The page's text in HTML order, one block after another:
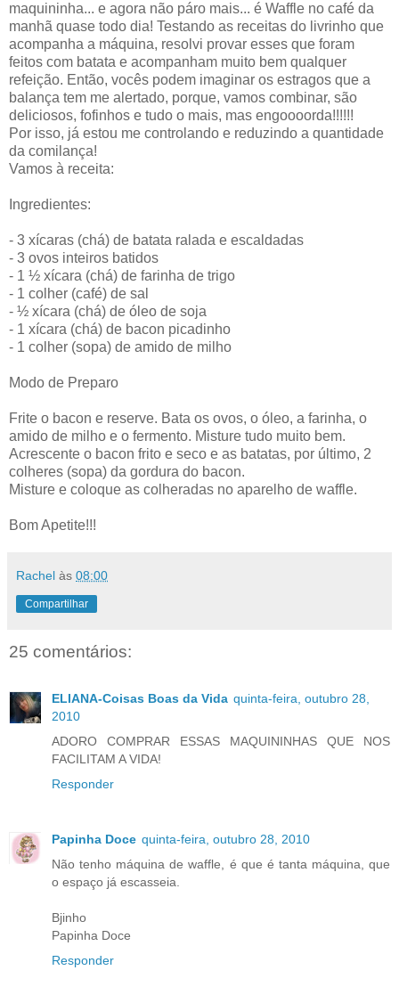
maquininha... e agora não páro mais... é Waffle no café da
manhã quase todo dia! Testando as receitas do livrinho que
acompanha a máquina, resolvi provar esses que foram
feitos com batata e acompanham muito bem qualquer
refeição. Então, vocês podem imaginar os estragos que a
balança tem me alertado, porque, vamos combinar, são
deliciosos, fofinhos e tudo o mais, mas engoooorda!!!!!!
Por isso, já estou me controlando e reduzindo a quantidade
da comilança!
Vamos à receita:
Ingredientes:
- 3 xícaras (chá) de batata ralada e escaldadas
- 3 ovos inteiros batidos
- 1 ½ xícara (chá) de farinha de trigo
- 1 colher (café) de sal
- ½ xícara (chá) de óleo de soja
- 1 xícara (chá) de bacon picadinho
- 1 colher (sopa) de amido de milho
Modo de Preparo
Frite o bacon e reserve. Bata os ovos, o óleo, a farinha, o
amido de milho e o fermento. Misture tudo muito bem.
Acrescente o bacon frito e seco e as batatas, por último, 2
colheres (sopa) da gordura do bacon.
Misture e coloque as colheradas no aparelho de waffle.
Bom Apetite!!!
Rachel às 08:00
Compartilhar
25 comentários:
ELIANA-Coisas Boas da Vida quinta-feira, outubro 28,
2010
ADORO COMPRAR ESSAS MAQUININHAS QUE NOS
FACILITAM A VIDA!
Responder
Papinha Doce quinta-feira, outubro 28, 2010
Não tenho máquina de waffle, é que é tanta máquina, que
o espaço já escasseia.
Bjinho
Papinha Doce
Responder